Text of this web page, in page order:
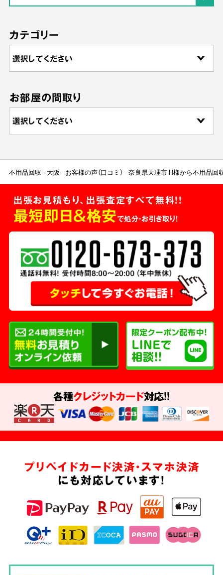
カテゴリー
お部屋の間取り
不用品回収 大阪 お客様の声（口コミ） 奈良県天理市 H様から不用品回
出張お見積もり、出張査定すべて無料!!
最短即日＆格安で処分・お引き取り！
各種クレジットカード対応!!
プリペイドカード決済・スマホ決済
にも対応しています!